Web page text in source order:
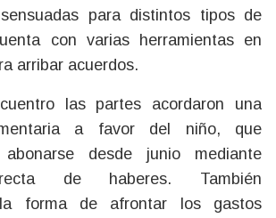
para distintos tipos de
con varias herramientas en
arribar acuerdos.
las partes acordaron una
a favor del niño, que
desde junio mediante
de haberes. También
la forma de afrontar los gastos